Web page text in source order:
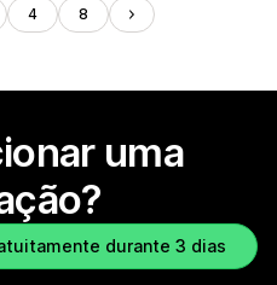
4 8
uma
durante 3 dias